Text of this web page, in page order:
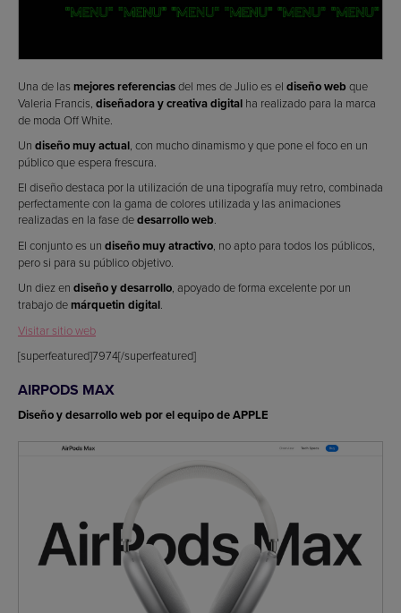
Una de las mejores referenciasdel mes de Julio es el diseño web que
Valeria Francis, diseñadora y creativa digital ha realizado para la marca
de moda Off White.
Un diseño muy actual, con mucho dinamismo y que pone el foco en un
público que espera frescura.
El diseño destaca por la utilización de una tipografía muy retro, combinada
perfectamente con la gama de colores utilizada y las animaciones
realizadas en la fase dedesarrollo web.
El conjunto es un diseño muy atractivo, no apto para todos los públicos,
pero si para su público objetivo.
Un diez en diseño y desarrollo, apoyado de forma excelente por un
trabajo de márquetin digital.
Visitar sitio web
[superfeatured]7974[/superfeatured]
AIRPODS MAX
Diseño y desarrollo web por el equipo de APPLE